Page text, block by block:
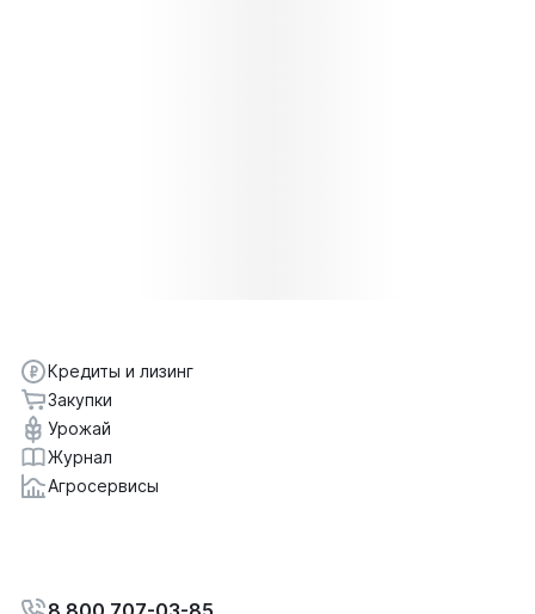
Кредиты и лизинг
Закупки
Урожай
Журнал
Агросервисы